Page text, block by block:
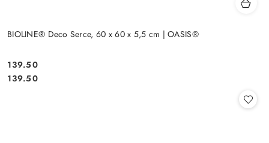
BIOLINE® Deco Serce, 60 x 60 x 5,5 cm | OASIS®
Cena:
139.50
Cena:
139.50